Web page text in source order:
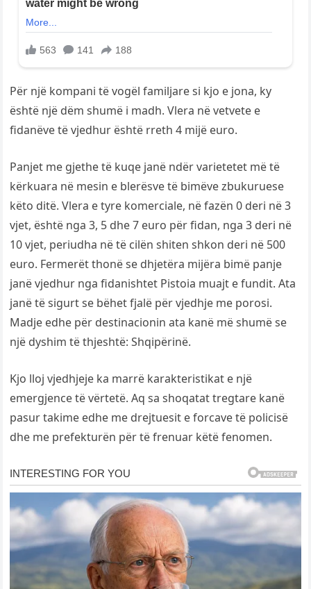
Për një kompani të vogël familjare si kjo e jona, ky
është një dëm shumë i madh. Vlera në vetvete e
fidanëve të vjedhur është rreth 4 mijë euro.
Panjet me gjethe të kuqe janë ndër varietetet më të
kërkuara në mesin e blerësve të bimëve zbukuruese
këto ditë. Vlera e tyre komerciale, në fazën 0 deri në 3
vjet, është nga 3, 5 dhe 7 euro për fidan, nga 3 deri në
10 vjet, periudha në të cilën shiten shkon deri në 500
euro. Fermerët thonë se dhjetëra mijëra bimë panje
janë vjedhur nga fidanishtet Pistoia muajt e fundit. Ata
janë të sigurt se bëhet fjalë për vjedhje me porosi.
Madje edhe për destinacionin ata kanë më shumë se
një dyshim të thjeshtë: Shqipërinë.
Kjo lloj vjedhjeje ka marrë karakteristikat e një
emergjence të vërtetë. Aq sa shoqatat tregtare kanë
pasur takime edhe me drejtuesit e forcave të policisë
dhe me prefekturën për të frenuar këtë fenomen.